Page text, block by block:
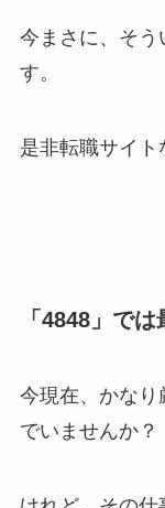
今まさに、そ
す。
是非転職サイト
「4848」で
今現在、かなり
でいませんか？